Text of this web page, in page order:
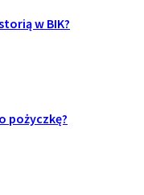
w BIK?
pożyczkę?